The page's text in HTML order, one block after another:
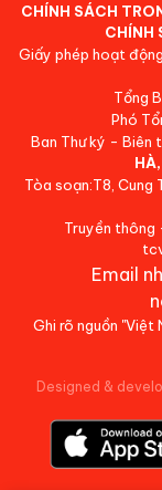
CHÍNH SÁCH
CHÍNH
Giấy phép hoạt
Tổng
Phó
Ban Thư ký - Biên
Tòa soạn:T8, Cung
Truyền thông
Email
Ghi rõ nguồn "Việt
Designed &